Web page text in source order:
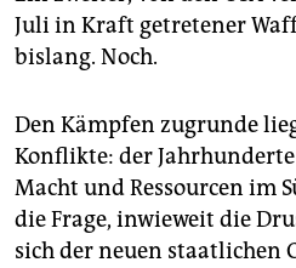
Juli in Kraft getretener
bislang. Noch.
Den Kämpfen zugrunde
Konflikte: der
Macht und Ressourcen im
die Frage, inwieweit die
sich der neuen staatlichen